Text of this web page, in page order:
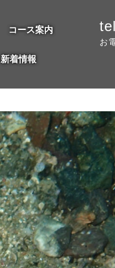
コース案内
新着情報
お